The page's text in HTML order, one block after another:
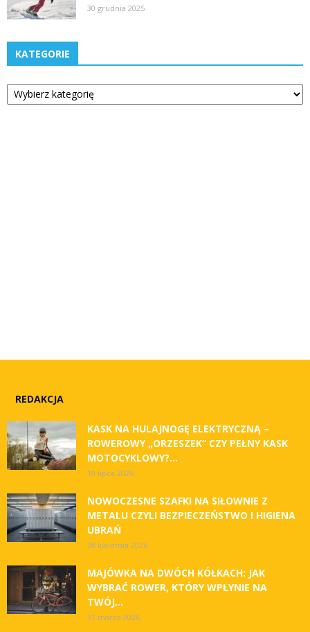
30 grudnia 2025
KATEGORIE
Kategorie
REDAKCJA
KASK NA HULAJNOGĘ ELEKTRYCZNĄ –
ROWEROWY „ORZESZEK” CZY PEŁNY KASK
MOTOCYKLOWY?...
10 lipca 2026
NOWOCZESNE SZAFKI NA SIŁOWNIE Z
METALU CZYLI BEZPIECZEŃSTWO I HIGIENA
UBRAŃ
28 kwietnia 2026
MAJÓWKA NA DWÓCH KÓŁKACH: JAK
WYBRAĆ ROWER, KTÓRY WPŁYNIE NA
TWÓJ...
31 marca 2026